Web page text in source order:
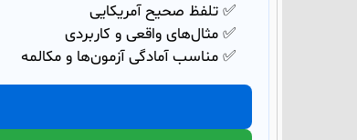
✅ تلفظ صحیح آمریکایی
✅ مثال‌های واقعی و کاربردی
✅ مناسب آمادگی آزمون‌ها و مکالمه